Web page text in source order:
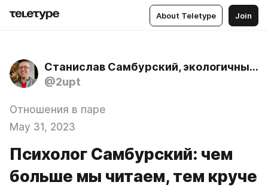
About Teletype Join
Станислав Самбурский, экологичный психолог
@2upt
Отношения в паре
May 31, 2023
Психолог Самбурский: чем
больше мы читаем, тем круче